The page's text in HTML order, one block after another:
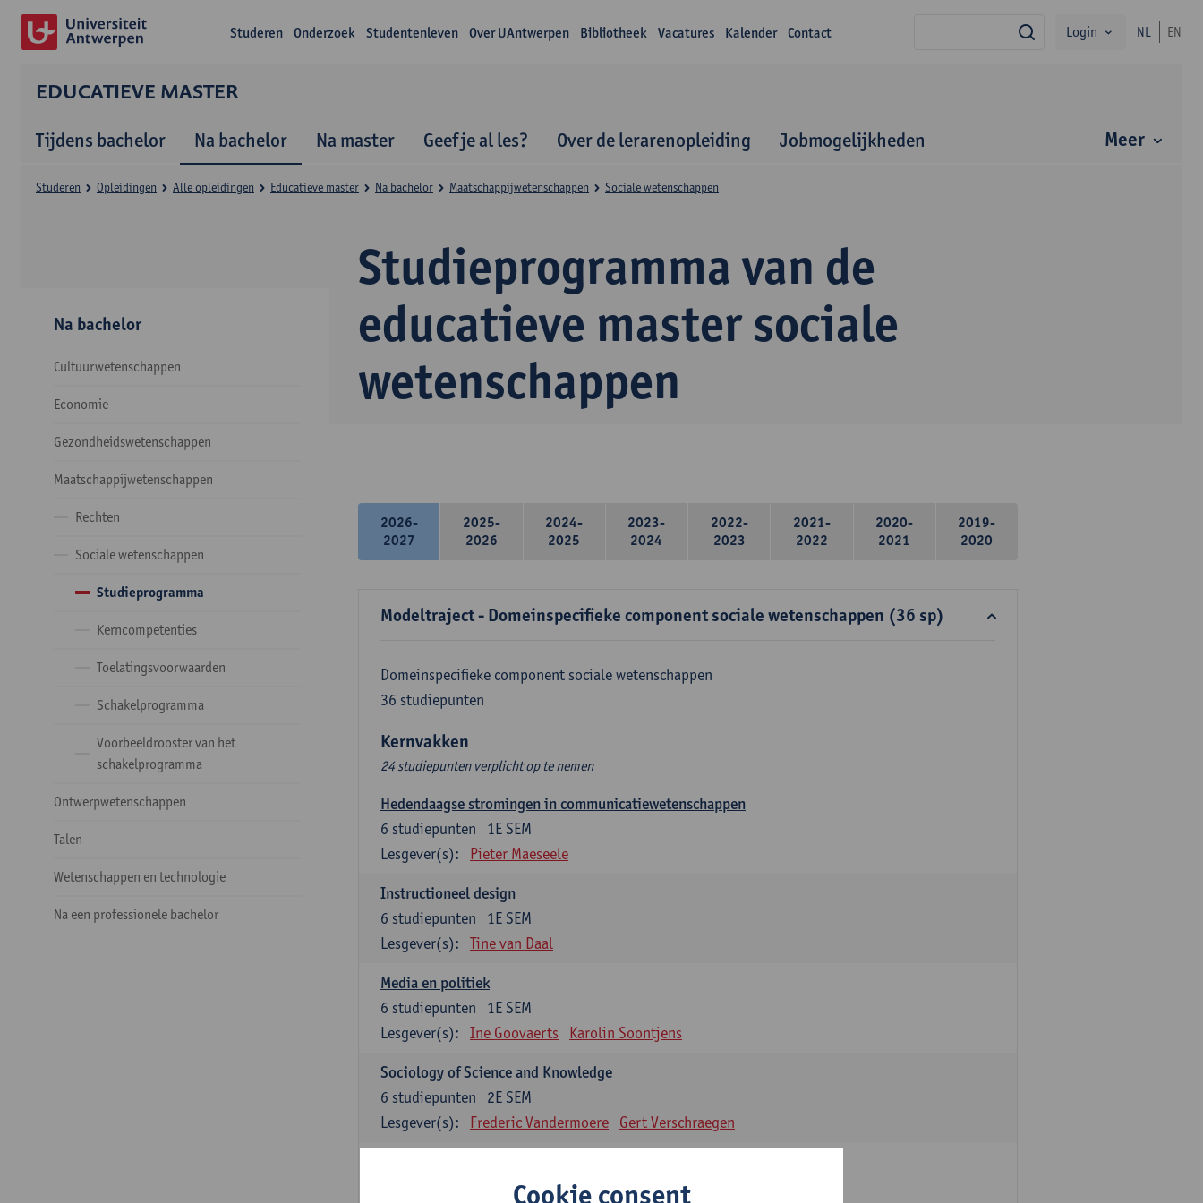
Studeren Onderzoek Studentenleven Over UAntwerpen Bibliotheek Vacatures Kalender Contact zoekLogin NL EN
EDUCATIEVE MASTER
Tijdens bachelor Na bachelor Na master Geef je al les? Over de lerarenopleiding Jobmogelijkheden Meer
Studieprogramma van de
educatieve master sociale
wetenschappen
Studeren Opleidingen Alle opleidingen Educatieve master Na bachelor Maatschappijwetenschappen Sociale wetenschappen
Na bachelor
Cultuurwetenschappen
Economie
Gezondheidswetenschappen
Maatschappijwetenschappen
Rechten
Sociale wetenschappen
Studieprogramma
Kerncompetenties
Toelatingsvoorwaarden
Schakelprogramma
Voorbeeldrooster van het
schakelprogramma
Ontwerpwetenschappen
Talen
Wetenschappen en technologie
Na een professionele bachelor
2026-
2027
2025-
2026
2024-
2025
2023-
2024
2022-
2023
2021-
2022
2020-
2021
2019-
2020
Modeltraject - Domeinspecifieke component sociale wetenschappen (36 sp)
Domeinspecifieke component sociale wetenschappen
36 studiepunten
Kernvakken
24 studiepunten verplicht op te nemen
Hedendaagse stromingen in communicatiewetenschappen
1E SEM
6 studiepunten
Lesgever(s):
Pieter Maeseele
Instructioneel design
1E SEM
6 studiepunten
Lesgever(s):
Tine van Daal
Media en politiek
1E SEM
6 studiepunten
Lesgever(s):
Ine Goovaerts Karolin Soontjens
Sociology of Science and Knowledge
2E SEM
6 studiepunten
Lesgever(s):
Frederic Vandermoere Gert Verschraegen
Keuzevakken cluster communicatiewetenschappen
Cookie consent